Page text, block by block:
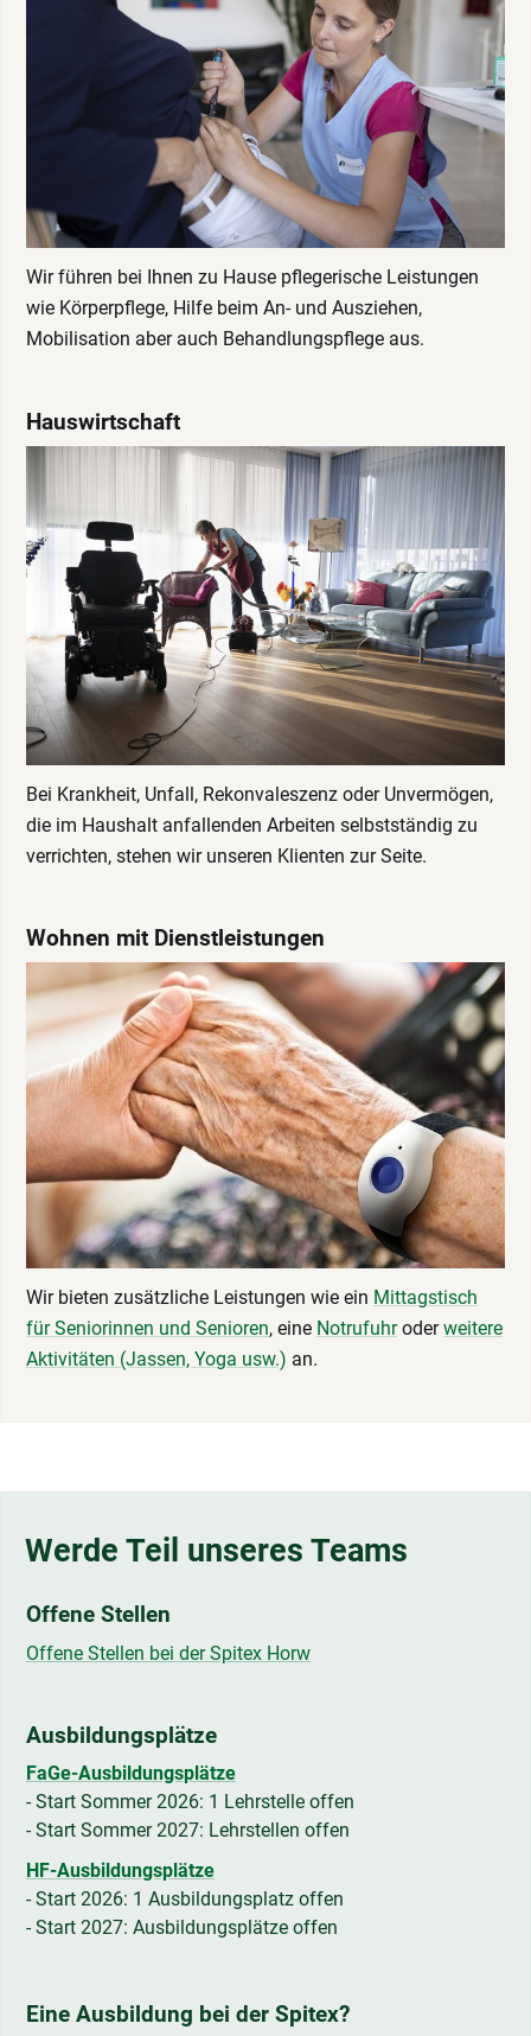
Wir führen bei Ihnen zu Hause pflegerische Leistungen
wie Körperpflege, Hilfe beim An- und Ausziehen,
Mobilisation aber auch Behandlungspflege aus.
Hauswirtschaft
Bei Krankheit, Unfall, Rekonvaleszenz oder Unvermögen,
die im Haushalt anfallenden Arbeiten selbstständig zu
verrichten, stehen wir unseren Klienten zur Seite.
Wohnen mit Dienstleistungen
Wir bieten zusätzliche Leistungen wie ein Mittagstisch
für Seniorinnen und Senioren, eine Notrufuhroderweitere
Aktivitäten (Jassen, Yoga usw.) an.
Werde Teil unseres Teams
Offene Stellen
Offene Stellen bei der Spitex Horw
Ausbildungsplätze
FaGe-Ausbildungsplätze
- Start Sommer 2026: 1 Lehrstelle offen
- Start Sommer 2027: Lehrstellen offen
HF-Ausbildungsplätze
- Start 2026: 1 Ausbildungsplatz offen
- Start 2027: Ausbildungsplätze offen
Eine Ausbildung bei der Spitex?